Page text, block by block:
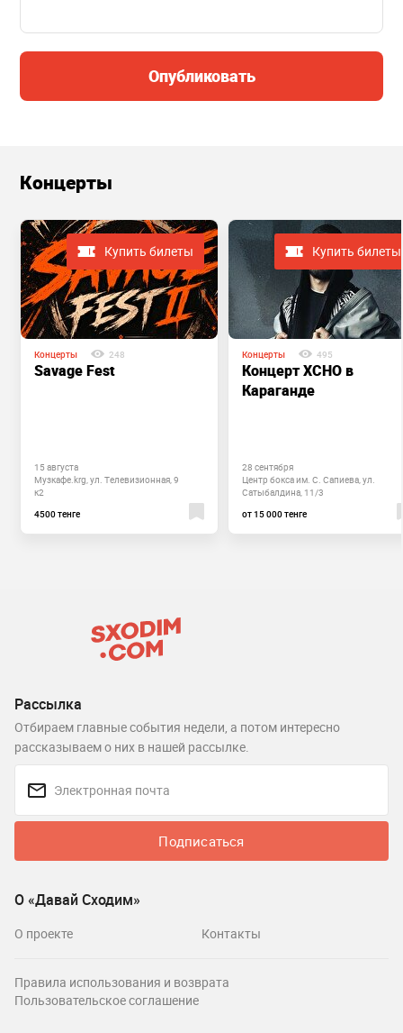
Опубликовать
Концерты
Купить билеты
Концерты 248
Savage Fest
15 августа
Музкафе.krg, ул. Телевизионная, 9
к2
4500 тенге
Купить билеты
Концерты 495
Концерт XCHO в
Караганде
28 сентября
Центр бокса им. С. Сапиева, ул.
Сатыбалдина, 11/3
от 15 000 тенге
Рассылка
Отбираем главные события недели, а потом интересно
рассказываем о них в нашей рассылке.
Подписаться
О «Давай Сходим»
О проекте Контакты
Правила использования и возврата
Пользовательское соглашение